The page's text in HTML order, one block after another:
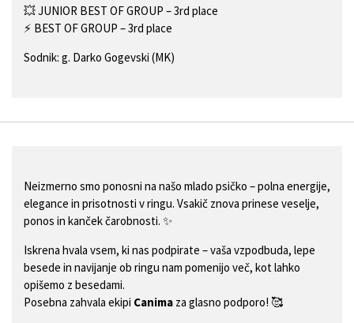
💥JUNIOR BEST OF GROUP – 3rd place
⚡️ BEST OF GROUP – 3rd place
Sodnik: g. Darko Gogevski (MK)
Neizmerno smo ponosni na našo mlado psičko – polna energije,
elegance in prisotnosti v ringu. Vsakič znova prinese veselje,
ponos in kanček čarobnosti. ✨
Iskrena hvala vsem, ki nas podpirate – vaša vzpodbuda, lepe
besede in navijanje ob ringu nam pomenijo več, kot lahko
opišemo z besedami.
Posebna zahvala ekipi Canima za glasno podporo! 🥰